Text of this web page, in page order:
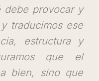
debe provocar y
traducimos ese
estructura y
que el
bien, sino que